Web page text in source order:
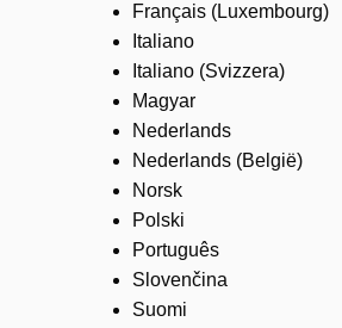
Français (Luxembourg)
Italiano
Italiano (Svizzera)
Magyar
Nederlands
Nederlands (België)
Norsk
Polski
Português
Slovenčina
Suomi